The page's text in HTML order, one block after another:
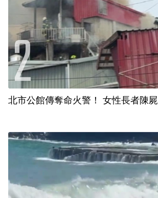
北市公館傳奪命火警！ 女性長者陳